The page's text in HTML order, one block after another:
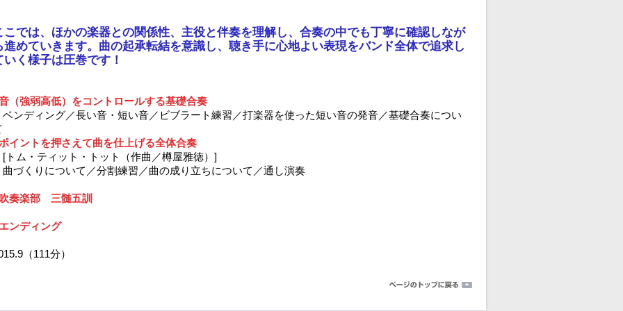
こでは、ほかの楽器との関係性、主役と伴奏を理解し、合奏の中でも丁寧に確認しなが
進めていきます。曲の起承転結を意識し、聴き手に心地よい表現をバンド全体で追求し
いく様子は圧巻です！
（強弱高低）をコントロールする基礎合奏
ベンディング／長い音・短い音／ビブラート練習／打楽器を使った短い音の発音／基礎合奏につい
イントを押さえて曲を仕上げる全体合奏
ム・ティット・トット（作曲／樽屋雅徳）]
曲づくりについて／分割練習／曲の成り立ちについて／通し演奏
奏楽部 三髄五訓
ンディング
（111分）